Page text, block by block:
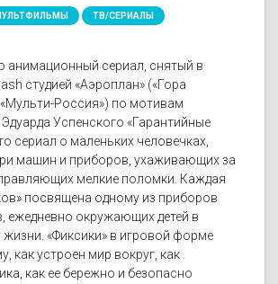
ТВ/СЕРИАЛЫ
анимационный сериал, снятый в
студией «Аэроплан» («Гора
Россия») по мотивам
Успенского «Гарантийные
сериал о маленьких человечках,
машин и приборов, ухаживающих за
мелкие поломки. Каждая
посвящена одному из приборов
ежедневно окружающих детей в
жизни. «Фиксики» в игровой форме
как устроен мир вокруг, как
как ее бережно и безопасно